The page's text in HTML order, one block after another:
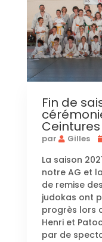
Fin de
Ceintures
par Gilles
La saison
notre AG et
de remise
judokas ont
progrès lors
Henri et
par de